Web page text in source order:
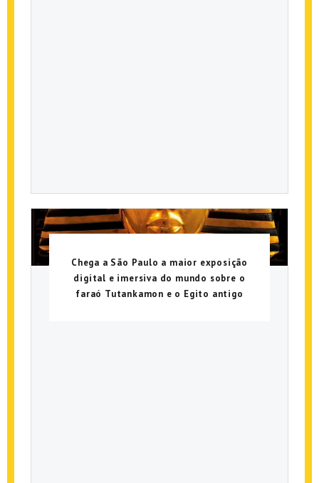
Chega a São Paulo a maior exposição
digital e imersiva do mundo sobre o
faraó Tutankamon e o Egito antigo